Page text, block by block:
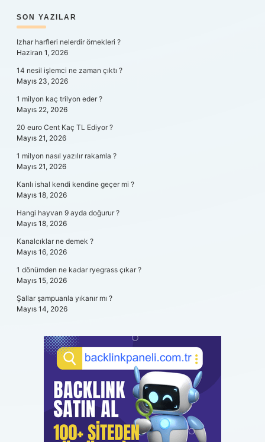
SIDEBAR
SON YAZILAR
Izhar harfleri nelerdir örnekleri ?
Haziran 1, 2026
14 nesil işlemci ne zaman çıktı ?
Mayıs 23, 2026
1 milyon kaç trilyon eder ?
Mayıs 22, 2026
20 euro Cent Kaç TL Ediyor ?
Mayıs 21, 2026
1 milyon nasıl yazılır rakamla ?
Mayıs 21, 2026
Kanlı ishal kendi kendine geçer mi ?
Mayıs 18, 2026
Hangi hayvan 9 ayda doğurur ?
Mayıs 18, 2026
Kanalcıklar ne demek ?
Mayıs 16, 2026
1 dönümden ne kadar ryegrass çıkar ?
Mayıs 15, 2026
Şallar şampuanla yıkanır mı ?
Mayıs 14, 2026